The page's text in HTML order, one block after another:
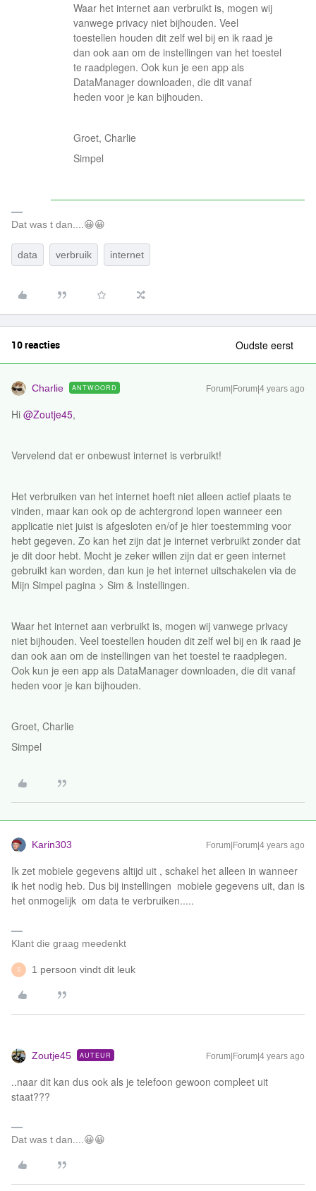
Waar het internet aan verbruikt is, mogen wij
vanwege privacy niet bijhouden. Veel
toestellen houden dit zelf wel bij en ik raad je
dan ook aan om de instellingen van het toestel
te raadplegen. Ook kun je een app als
DataManager downloaden, die dit vanaf
heden voor je kan bijhouden.
Groet, Charlie
Simpel
Dat was t dan....😀😀
data verbruik internet
10 reacties Oudste eerst
Charlie ANTWOORD Forum|Forum|4 years ago
Hi @Zoutje45,
Vervelend dat er onbewust internet is verbruikt!
Het verbruiken van het internet hoeft niet alleen actief plaats te
vinden, maar kan ook op de achtergrond lopen wanneer een
applicatie niet juist is afgesloten en/of je hier toestemming voor
hebt gegeven. Zo kan het zijn dat je internet verbruikt zonder dat
je dit door hebt. Mocht je zeker willen zijn dat er geen internet
gebruikt kan worden, dan kun je het internet uitschakelen via de
Mijn Simpel pagina > Sim & Instellingen.
Waar het internet aan verbruikt is, mogen wij vanwege privacy
niet bijhouden. Veel toestellen houden dit zelf wel bij en ik raad je
dan ook aan om de instellingen van het toestel te raadplegen.
Ook kun je een app als DataManager downloaden, die dit vanaf
heden voor je kan bijhouden.
Groet, Charlie
Simpel
Karin303 Forum|Forum|4 years ago
Ik zet mobiele gegevens altijd uit , schakel het alleen in wanneer
ik het nodig heb. Dus bij instellingen mobiele gegevens uit, dan is
het onmogelijk om data te verbruiken.....
Klant die graag meedenkt
S 1 persoon vindt dit leuk
Zoutje45 AUTEUR Forum|Forum|4 years ago
..naar dit kan dus ook als je telefoon gewoon compleet uit
staat???
Dat was t dan....😀😀